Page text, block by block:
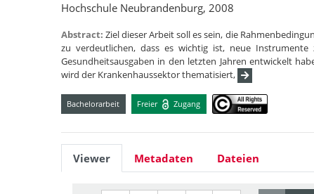
Hochschule Neubrandenburg, 2008
Abstract:Ziel dieser Arbeit soll es sein, die
zu verdeutlichen, dass es wichtig ist, neue
Gesundheitsausgaben in den letzten Jahren entwickelt
wird der Krankenhaussektor thematisiert,
Bachelorarbeit Freier Zugang
Viewer Metadaten Dateien